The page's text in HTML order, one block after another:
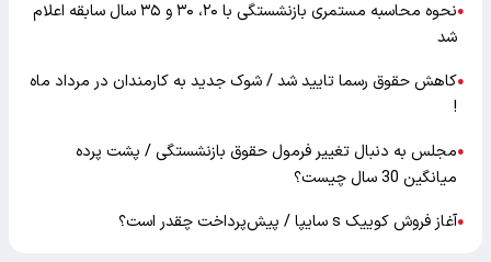
●
نحوه محاسبه مستمری بازنشستگی با ۲۰، ۳۰ و ۳۵ سال سابقه اعلام
شد
●کاهش حقوق رسما تایید شد / شوک جدید به کارمندان در مرداد ماه
!
●مجلس به دنبال تغییر فرمول حقوق بازنشستگی / پشت پرده
میانگین 30 سال چیست؟
●آغاز فروش کوییک s سایپا / پیش‌پرداخت چقدر است؟